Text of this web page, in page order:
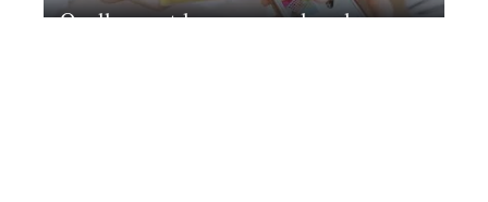
Quelles sont les marques les plus